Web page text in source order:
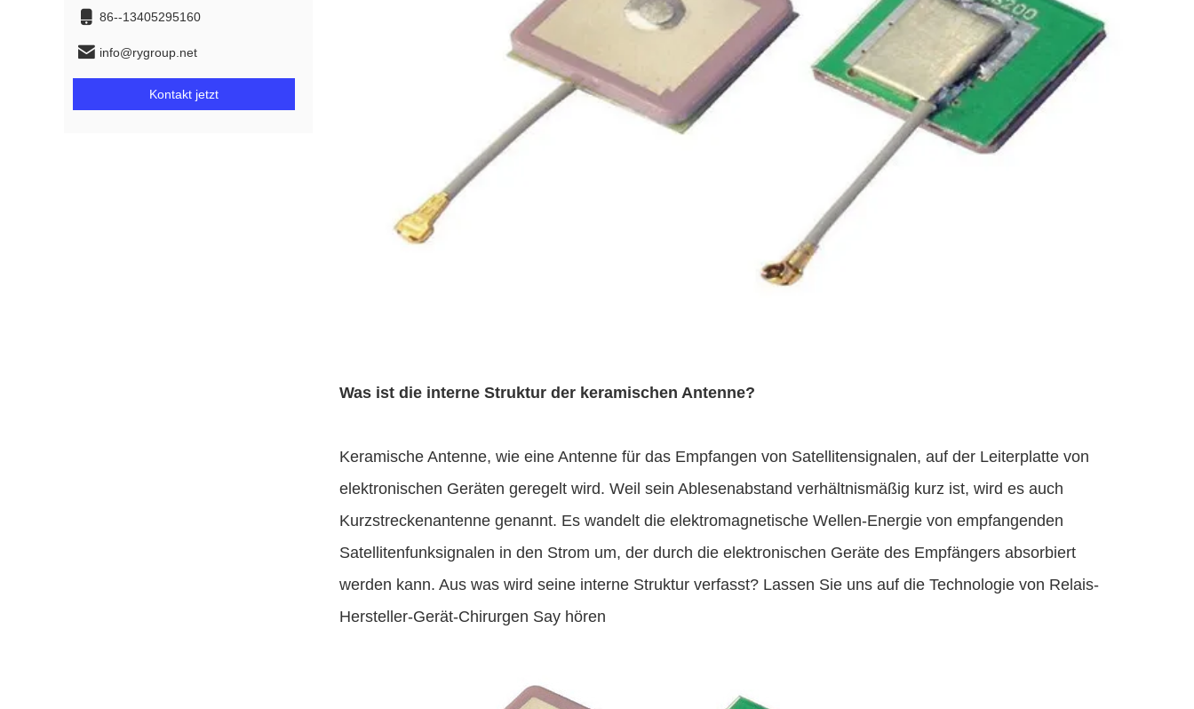
86--13405295160
info@rygroup.net
Kontakt jetzt
Was ist die interne Struktur der keramischen Antenne?
Keramische Antenne, wie eine Antenne für das Empfangen von Satellitensignalen, auf der Leiterplatte von
elektronischen Geräten geregelt wird. Weil sein Ablesenabstand verhältnismäßig kurz ist, wird es auch
Kurzstreckenantenne genannt. Es wandelt die elektromagnetische Wellen-Energie von empfangenden
Satellitenfunksignalen in den Strom um, der durch die elektronischen Geräte des Empfängers absorbiert
werden kann. Aus was wird seine interne Struktur verfasst? Lassen Sie uns auf die Technologie von Relais-
Hersteller-Gerät-Chirurgen Say hören